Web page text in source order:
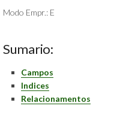
Modo Empr.: E
Sumario:
Campos
Indices
Relacionamentos